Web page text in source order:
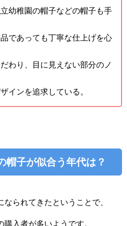
幼稚園の帽子などの帽子も手
であっても丁寧な仕上げを心
わり、目に見えない部分のノ
インを追求している。
帽子が似合う年代は？
られてきたということで、
入者が多いようです。